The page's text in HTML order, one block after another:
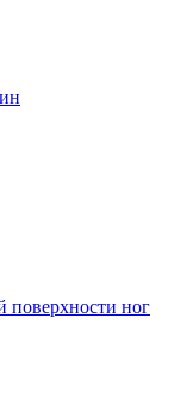
поверхности ног